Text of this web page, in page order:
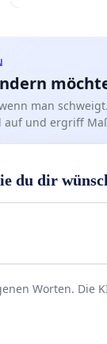
man schweigt.
auf und ergriff
du dir
Worten. Die